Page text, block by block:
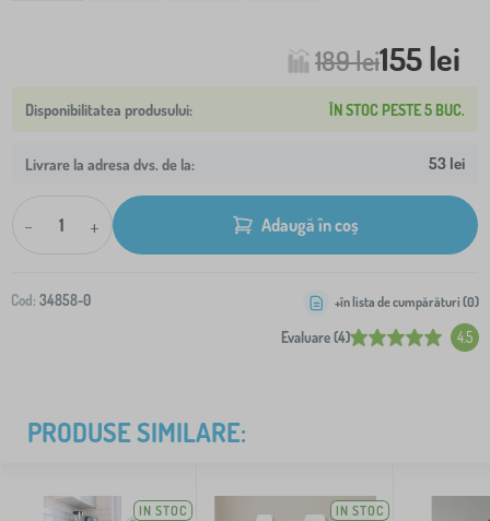
189 lei155 lei
ÎN STOC PESTE 5 BUC.
Livrare la adresa dvs. de la: 53 lei
- + Adaugă în coș
Cod: 34858-0
Evaluare (4) 4.5
+în lista de cumpărături (0)
PRODUSE SIMILARE:
IN STOC IN STOC